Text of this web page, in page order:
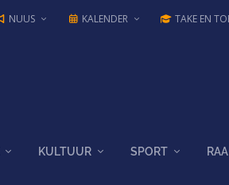
NUUS KALENDER TAKE EN
KULTUUR SPORT